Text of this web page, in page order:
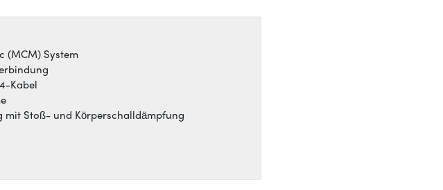
(MCM) System
Kabel
mit Stoß- und Körperschalldämpfung